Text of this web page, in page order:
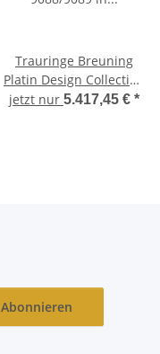
Trauringe Breuning
Platin Design Collection
9088/9089 in Platin
jetzt nur 5.417,45 € *
Abonnieren